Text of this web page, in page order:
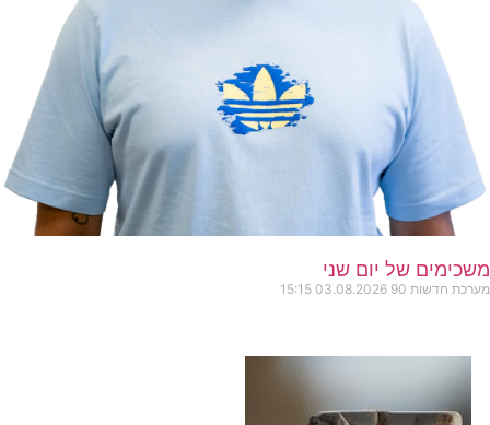
משכימים של יום שני
מערכת חדשות 90 03.08.2026
15:15